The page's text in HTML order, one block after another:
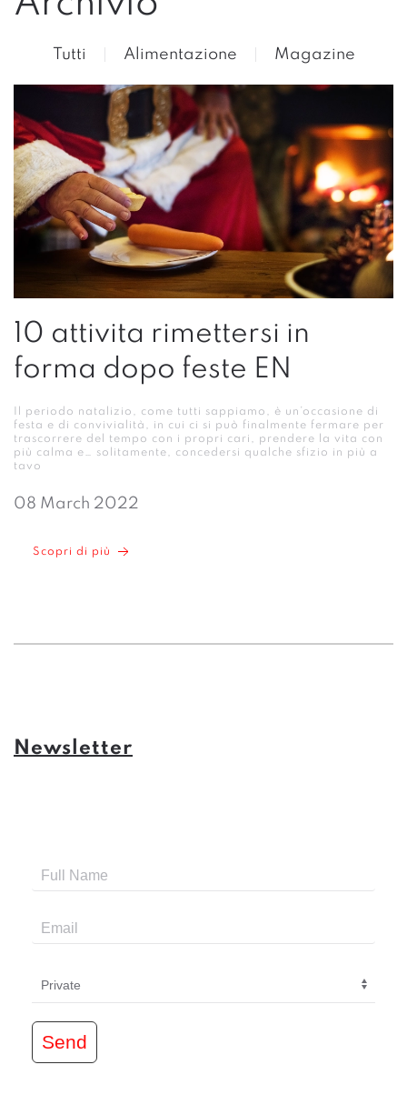
Tutti Alimentazione Magazine
10 attivita rimettersi in
forma dopo feste EN
Il periodo natalizio, come tutti sappiamo, è un’occasione di
festa e di convivialità, in cui ci si può finalmente fermare per
trascorrere del tempo con i propri cari, prendere la vita con
più calma e… solitamente, concedersi qualche sfizio in più a
tavo
08 March 2022
Scopri di più
Newsletter
Send